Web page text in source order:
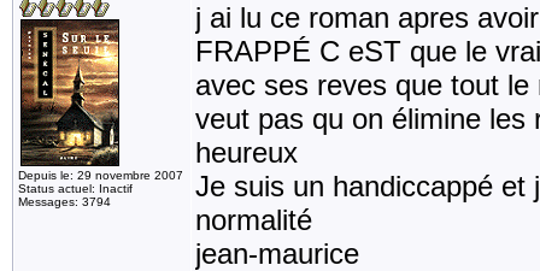
Depuis le: 29 novembre 2007
Status actuel: Inactif
Messages: 3794
j ai lu ce roman apres
FRAPPÉ C eST que le
avec ses reves que tout
veut pas qu on élimine les
heureux
Je suis un handiccappé et
normalité
jean-maurice